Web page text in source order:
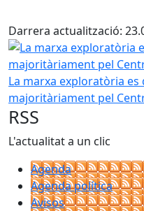
Darrera actualització:
La marxa exploratòria
La marxa exploratòria es
majoritàriament pel
RSS
L'actualitat a un clic
Agenda
Agenda política
Avisos